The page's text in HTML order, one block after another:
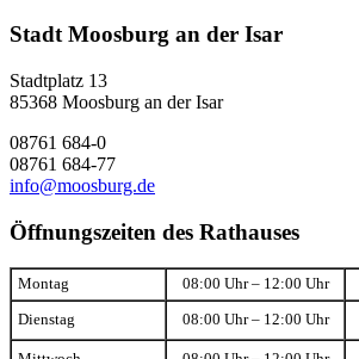
Stadt Moosburg an der Isar
Stadtplatz 13
85368 Moosburg an der Isar
08761 684-0
08761 684-77
info@moosburg.de
Öffnungszeiten des Rathauses
Montag 08:00 Uhr – 12:00 Uhr
Dienstag 08:00 Uhr – 12:00 Uhr